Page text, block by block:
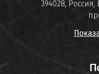
394028,